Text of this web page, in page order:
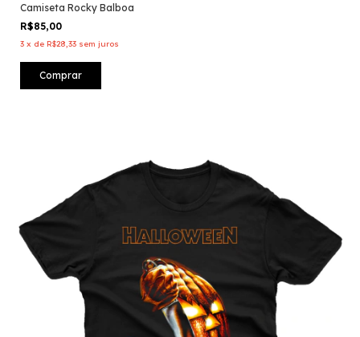
Camiseta Rocky Balboa
R$85,00
3 x de R$28,33 sem juros
Comprar